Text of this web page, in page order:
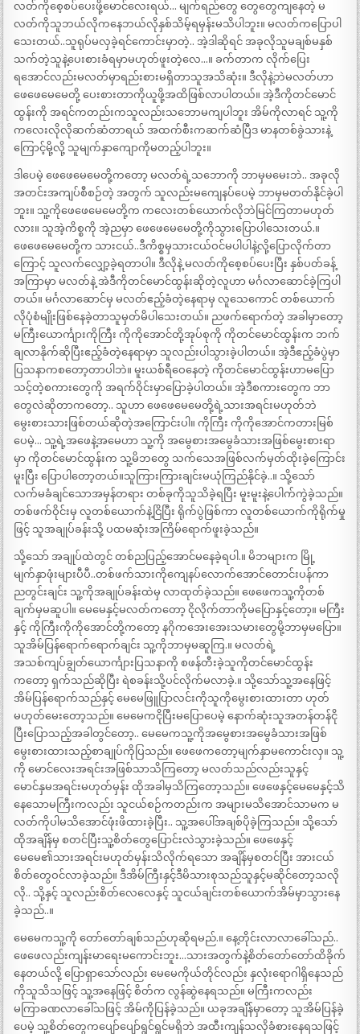
လတ်ကိုစေ့စပ်ပေးဖို့မောင်လေးရယ်… မျက်ရည်တွေ တွေတွေကျနေတဲ့ မ
လတ်ကိုသူဘယ်လိုကနေဘယ်လိုနှစ်သိမ့်ရမှန်းမသိပါဘူး။ မလတ်ကပြောပါ
သေးတယ်..သူရုပ်မလှခဲ့ရင်ကောင်းမှာတဲ့.. အဲ့ဒါဆိုရင် အခုလိုသူမချစ်မနှစ်
သက်တဲ့သူနဲ့ပေးစားခံရမှာမဟုတ်ဖူးတဲ့လေ…။ ခက်တာက လိုက်ပြေး
ရအောင်လည်းမလတ်မှာရည်းစားမရှိတာသူအသိဆုံး။ ဒီလိုနဲ့ဘဲမလတ်ဟာ
ဖေဖေမေမေတို့ ပေးစားတာကိုယူဖို့အထိဖြစ်လာပါတယ်။ အဲ့ဒီကိုတင်မောင်
ထွန်းကို အရင်ကတည်းကသူလည်းသဘောမကျပါဘူး အိမ်ကိုလာရင် သူ့ကို
ကလေးလိုလိုဆက်ဆံတာရယ် အထက်စီးကဆက်ဆံပြီဒ မာနတစ်ခွဲသားနဲ့
ကြောင့်မို့လို့ သူမျက်နှာကျောကိုမတည့်ပါဘူး။
ဒါပေမဲ့ ဖေဖေမေမေတို့ကတော့ မလတ်ရဲ့သဘောကို ဘာမှမမေးဘဲ.. အခုလို
အတင်းအကျပ်စီစဉ်တဲ့ အတွက် သူလည်းမကျေနပ်ပေမဲ့ ဘာမှမတတ်နိုင်ခဲ့ပါ
ဘူး။ သူ့ကိုဖေဖေမေမေတို့က ကလေးတစ်ယောက်လိုဘဲမြင်ကြတာမဟုတ်
လား။ သူအဲ့ကိစ္စကို အဲ့ညမှာ ဖေဖေမေမေတို့ကိုသွားပြောပါသေးတယ်.။
ဖေဖေမေမေတို့က သားငယ်..ဒီကိစ္စမှသားငယ်ဝင်မပါပါနဲ့လို့ပြောလိုက်တာ
ကြောင့် သူလက်လျှော့ခဲ့ရတာပါ။ ဒီလိုနဲ့ မလတ်ကိုစေ့စပ်ပေးပြီး နှစ်ပတ်ခန့်
အကြာမှာ မလတ်နဲ့ အဲဒီကိုတင်မောင်ထွန်းဆိုတဲ့လူဟာ မင်္ဂလာဆောင်ခဲ့ကြပါ
တယ်။ မင်္ဂလာဆောင်မှ မလတ်ဧည့်ခံတဲ့နေရာမှ လူသေကောင် တစ်ယောက်
လိုပုံစံမျိုးဖြစ်နေခဲ့တာသူမှတ်မိပါသေးတယ်။ ညဖက်ရောက်တဲ့ အခါမှာတော့
မကြီးယောင်္ကျားကိုကြီး ကိုကိုအောင်တို့အုပ်စုကို ကိုတင်မောင်ထွန်းက ဘက်
ချလာနိုက်ဆိုပြီးဧည့်ခံတဲ့နေရာမှာ သူလည်းပါသွားခဲ့ပါတယ်။ အဲ့ဒီဧည့်ခံပွဲမှာ
ပြသနာကစတော့တာပါဘဲ။ မူးယစ်ရီဝေနေတဲ့ ကိုတင်မောင်ထွန်းဟာမပြော
သင့်တဲ့စကားတွေကို အရက်ဝိုင်းမှာပြောခဲ့ပါတယ်။ အဲ့ဒီစကားတွေက ဘာ
တွေလဲဆိုတာကတော့.. သူဟာ ဖေဖေမေမေတို့ရဲ့သားအရင်းမဟုတ်ဘဲ
မွေးစားသားဖြစ်တယ်ဆိုတဲ့အကြောင်းပါ။ ကိုကြီး ကိုကိုအောင်ကတားမြစ်
ပေမဲ့… သူ့ရဲ့အဖေနဲ့အမေဟာ သူ့ကို အမွေစားအမွေခံသားအဖြစ်မွေးစားရာ
မှာ ကိုတင်မောင်ထွန်းက သူ့မိဘတွေ သက်သေအဖြစ်လက်မှတ်ထိုးခဲ့ကြောင်း
မူးပြီး ပြောပါတော့တယ်။သူကြားကြားချင်းမယုံကြည်နိုင်ခဲ့..။ သို့သော်
လက်မခံချင်သောအမှန်တရား တစ်ခုကိုသူသိခဲ့ရပြီး မူးမူးနဲ့ပေါက်ကွဲခဲ့သည်။
တစ်ဖက်ဝိုင်းမှ လူတစ်ယောက်နဲ့ငြိပြီး ရိုက်ပွဲဖြစ်ကာ လူတစ်ယောက်ကိုရိုက်မှု
ဖြင့် သူအချုပ်ခန်းသို့ ပထမဆုံးအကြိမ်ရောက်ဖူးခဲ့သည်။
သို့သော် အချုပ်ထဲတွင် တစ်ညပြည့်အောင်မနေခဲ့ရပါ.။ မိဘများက မြို့
မျက်နှာဖုံးများပီပီ..တစ်ဖက်သားကိုကျေနပ်လောက်အောင်တောင်းပန်ကာ
ညတွင်းချင်း သူ့ကိုအချုပ်ခန်းထဲမှ လာထုတ်ခဲ့သည်။ ဖေဖေကသူ့ကိုတစ်
ချက်မှမဆူပါ။ မေမေနှင့်မလတ်ကတော့ ငိုလိုက်တာကိုမပြောနှင့်တော့။ မကြီး
နှင့် ကိုကြီးကိုကိုအောင်တို့ကတော့ နဂိုကအေးအေးသမားတွေမို့ဘာမှမပြော။
သူအိမ်ပြန်ရောက်ရောက်ချင်း သူ့ကိုဘာမှမဆူကြ.။ မလတ်ရဲ့
အသစ်ကျပ်ချွတ်ယောင်္ကျားပြသနာကို စဖန်တီးခဲ့သူကိုတင်မောင်ထွန်း
ကတော့ ရှက်သည်ဆိုပြီး ရဲစခန်းသို့ပင်လိုက်မလာခဲ့.။ သို့သော်သူ့အနေဖြင့်
အိမ်ပြန်ရောက်သည်နှင့် မေမေဖြူပြာလင်းကိုသူကိုမွေးစားထားတာ ဟုတ်
မဟုတ်မေးတော့သည်။ မေမေကငိုပြီးမပြောပေမဲ့ နောက်ဆုံးသူအတန်တန်ငို
ပြီးပြောသည့်အခါတွင်တော့.. မေမေကသူ့ကိုအမွေစားအမွေခံသားအဖြစ်
မွေးစားထားသည့်စာချုပ်ကိုပြသည်။ ဖေဖေကတော့မျက်နှာမကောင်းလှ။ သူ့
ကို မောင်လေးအရင်းအဖြစ်သာသိကြတော့ မလတ်သည်လည်းသူနှင့်
မောင်နှမအရင်းမဟုတ်မှန်း ထိုအခါမှသိကြတော့သည်။ ဖေဖေနှင့်မေမေနှင့်သိ
နေသောမကြီးကလည်း သူငယ်စဉ်ကတည်းက အများမသိအောင်သာမက မ
လတ်ကိုပါမသိအောင်ဖုံးဖိထားခဲ့ပြီး.. သူ့အပေါ်အချစ်ပိုခဲ့ကြသည်။ သို့သော်
ထိုအချိန်မှ စတင်ပြီးသူ့စိတ်တွေပြောင်းလဲသွားခဲ့သည်။ ဖေဖေနှင့်
မေမေ၏သားအရင်းမဟုတ်မှန်းသိလိုက်ရသော အချိန်မှစတင်ပြီး အားငယ်
စိတ်တွေဝင်လာခဲ့သည်။ ဒီအိမ်ကြီးနှင့်ဒီမိသားစုသည်သူနှင့်မဆိုင်တော့သလို
လို.. သို့နှင့် သူလည်းစိတ်လေလေနှင့် သူငယ်ချင်းတစ်ယောက်အိမ်မှာသွားနေ
ခဲ့သည်..။
မေမေကသူ့ကို တော်တော်ချစ်သည်ဟုဆိုရမည်.။ နေ့တိုင်းလာလာခေါ်သည်..
ဖေဖေလည်းကျန်းမာရေးမကောင်းဘူး…သားအတွက်နဲ့စိတ်တော်တော်ထိခိုက်
နေတယ်လို့ ပြောရှာသော်လည်း မေမေကိုယ်တိုင်လည်း နှလုံးရောဂါရှိနေသည်
ကိုသူသိသဖြင့် သူ့အနေဖြင့် စိတ်က လွန်ဆွဲနေရသည်။ မကြီးကလည်း
မကြာခဏလာခေါ်သဖြင့် အိမ်ကိုပြန်ခဲ့သည်။ ယခုအချိန်မှာတော့ သူအိမ်ပြန်ခဲ့
ပေမဲ့ သူ့စိတ်တွေကပျော်ပျော်ရွင်ရွင်မရှိဘဲ အထီးကျန်သလိုခံစားနေရသဖြင့်